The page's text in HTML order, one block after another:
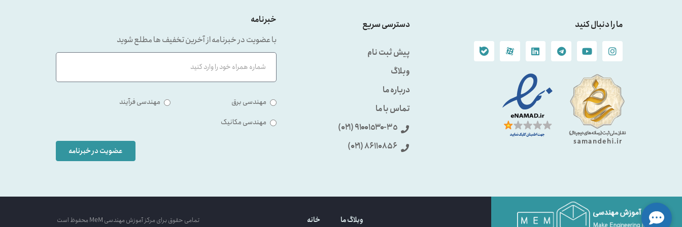
ما را دنبال کنید دسترسی سریع
پیش ثبت نام
وبلاگ
درباره ما
تماس با ما
٩۱۰۰۱٥۳۰-۳٥ (۰۲۱)
86110856 (۰۲۱)
خبرنامه
با عضویت در خبرنامه از آخرین تخفیف ها مطلع شوید
مهندسی برق
مهندسی فرآیند
مهندسی مکانیک
عضویت در خبرنامه
وبلاگ ما خانه تمامی حقوق برای مرکز آموزش مهندسی MeM محفوظ است